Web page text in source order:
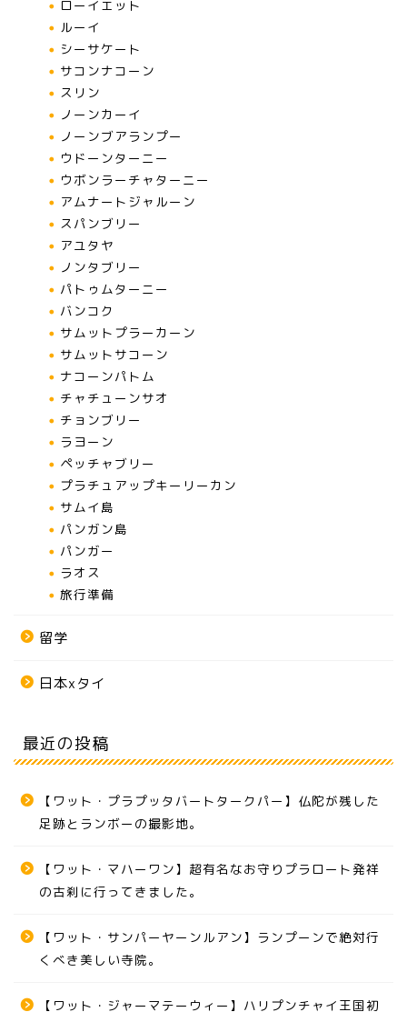
ローイエット
ルーイ
シーサケート
サコンナコーン
スリン
ノーンカーイ
ノーンブアランプー
ウドーンターニー
ウボンラーチャターニー
アムナートジャルーン
スパンブリー
アユタヤ
ノンタブリー
パトゥムターニー
バンコク
サムットプラーカーン
サムットサコーン
ナコーンパトム
チャチューンサオ
チョンブリー
ラヨーン
ペッチャブリー
プラチュアップキーリーカン
サムイ島
パンガン島
パンガー
ラオス
旅行準備
留学
日本xタイ
最近の投稿
【ワット・プラプッタバートタークパー】仏陀が残した
足跡とランボーの撮影地。
【ワット・マハーワン】超有名なお守りプラロート発祥
の古刹に行ってきました。
【ワット・サンパーヤーンルアン】ランプーンで絶対行
くべき美しい寺院。
【ワット・ジャーマテーウィー】ハリプンチャイ王国初